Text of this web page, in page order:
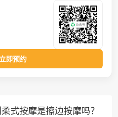
立即预约
式按摩是擦边按摩吗？